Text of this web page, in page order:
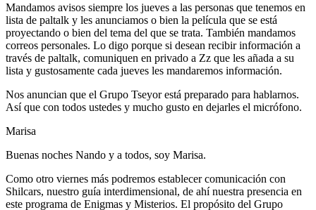
Mandamos avisos siempre los jueves a las personas que tenemos en
lista de paltalk y les anunciamos o bien la película que se está
proyectando o bien del tema del que se trata. También mandamos
correos personales. Lo digo porque si desean recibir información a
través de paltalk, comuniquen en privado a Zz que les añada a su
lista y gustosamente cada jueves les mandaremos información.
Nos anuncian que el Grupo Tseyor está preparado para hablarnos.
Así que con todos ustedes y mucho gusto en dejarles el micrófono.
Marisa
Buenas noches Nando y a todos, soy Marisa.
Como otro viernes más podremos establecer comunicación con
Shilcars, nuestro guía interdimensional, de ahí nuestra presencia en
este programa de Enigmas y Misterios. El propósito del Grupo